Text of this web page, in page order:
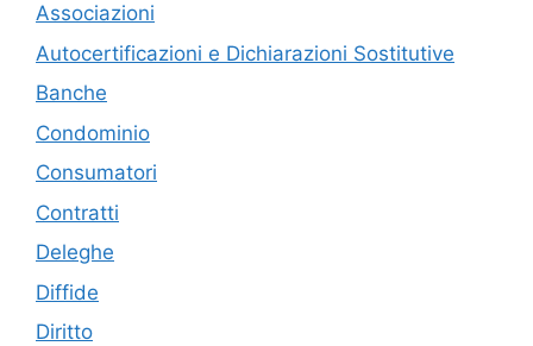
Associazioni
Autocertificazioni e Dichiarazioni Sostitutive
Banche
Condominio
Consumatori
Contratti
Deleghe
Diffide
Diritto